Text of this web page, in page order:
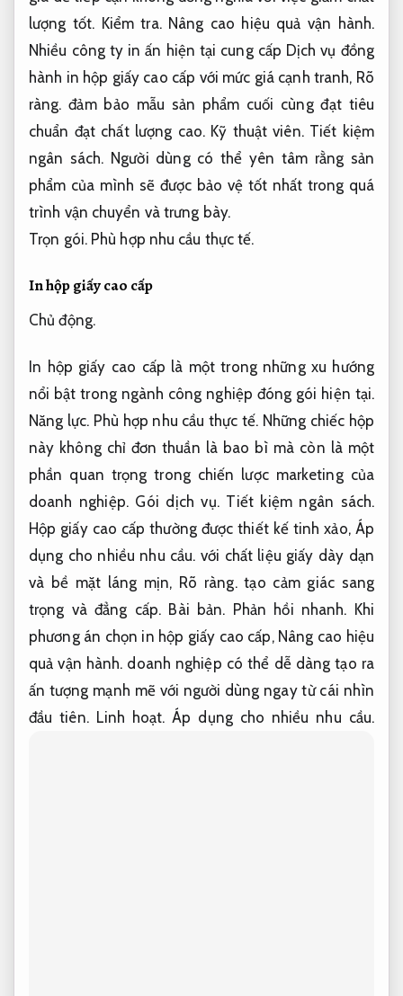
lượng tốt. Kiểm tra. Nâng cao hiệu quả vận hành.
Nhiều công ty in ấn hiện tại cung cấp Dịch vụ đồng
hành in hộp giấy cao cấp với mức giá cạnh tranh, Rõ
ràng. đảm bảo mẫu sản phẩm cuối cùng đạt tiêu
chuẩn đạt chất lượng cao. Kỹ thuật viên. Tiết kiệm
ngân sách. Người dùng có thể yên tâm rằng sản
phẩm của mình sẽ được bảo vệ tốt nhất trong quá
trình vận chuyển và trưng bày.
Trọn gói. Phù hợp nhu cầu thực tế.
In hộp giấy cao cấp
Chủ động.
In hộp giấy cao cấp là một trong những xu hướng
nổi bật trong ngành công nghiệp đóng gói hiện tại.
Năng lực. Phù hợp nhu cầu thực tế. Những chiếc hộp
này không chỉ đơn thuần là bao bì mà còn là một
phần quan trọng trong chiến lược marketing của
doanh nghiệp. Gói dịch vụ. Tiết kiệm ngân sách.
Hộp giấy cao cấp thường được thiết kế tinh xảo, Áp
dụng cho nhiều nhu cầu. với chất liệu giấy dày dạn
và bề mặt láng mịn, Rõ ràng.tạo cảm giác sang
trọng và đẳng cấp. Bài bản. Phản hồi nhanh. Khi
phương án chọn in hộp giấy cao cấp, Nâng cao hiệu
quả vận hành. doanh nghiệp có thể dễ dàng tạo ra
ấn tượng mạnh mẽ với người dùng ngay từ cái nhìn
đầu tiên. Linh hoạt. Áp dụng cho nhiều nhu cầu.